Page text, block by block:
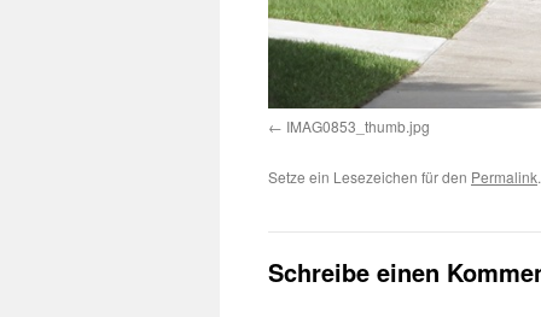
IMAG0853_thumb.jpg
Setze ein Lesezeichen für den Permalink.
Schreibe einen